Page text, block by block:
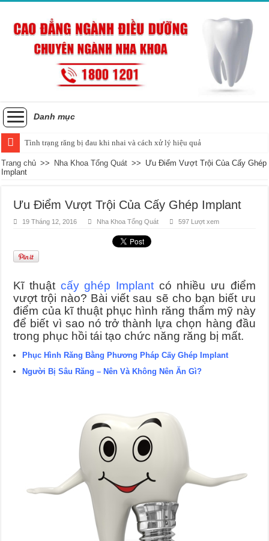
Danh mục
Tình trạng răng bị đau khi nhai và cách xử lý hiệu quả
Trang chủ >> Nha Khoa Tổng Quát >> Ưu Điểm Vượt Trội Của Cấy Ghép
Implant
Ưu Điểm Vượt Trội Của Cấy Ghép Implant
19 Tháng 12, 2016 Nha Khoa Tổng Quát 597 Lượt xem
Kĩ thuật cấy ghép Implant có nhiều ưu điểm
vượt trội nào? Bài viết sau sẽ cho bạn biết ưu
điểm của kĩ thuật phục hình răng thẩm mỹ này
để biết vì sao nó trở thành lựa chọn hàng đầu
trong phục hồi tái tạo chức năng răng bị mất.
Phục Hình Răng Bằng Phương Pháp Cấy Ghép Implant
Người Bị Sâu Răng – Nên Và Không Nên Ăn Gì?